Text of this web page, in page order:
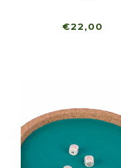
€22,00